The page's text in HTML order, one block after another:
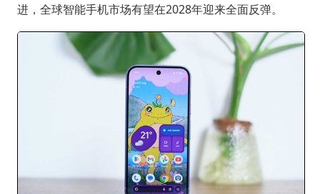
进，全球智能手机市场有望在2028年迎来全面反弹。